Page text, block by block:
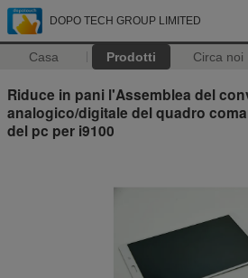
DOPO TECH GROUP LIMITED
Casa Prodotti Circa noi
Riduce in pani l'Assemblea del
analogico/digitale del quadro
del pc per i9100